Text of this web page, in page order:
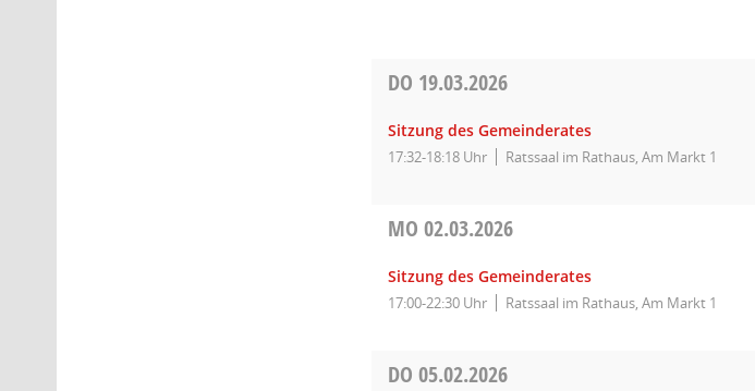
DO 19.03.2026
Sitzung des Gemeinderates
17:32-18:18 Uhr Ratssaal im Rathaus, Am Markt 1
MO02.03.2026
Sitzung des Gemeinderates
17:00-22:30 Uhr Ratssaal im Rathaus, Am Markt 1
DO05.02.2026